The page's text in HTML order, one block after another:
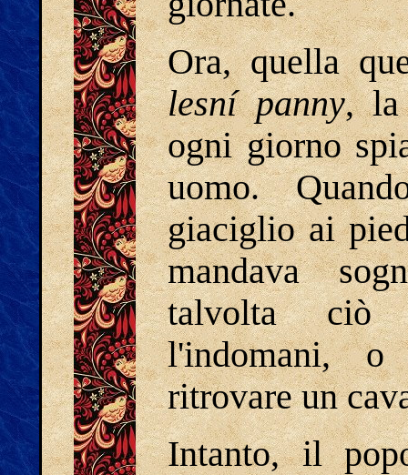
Ora, quella
lesní panny, la
ogni giorno
uomo.
giaciglio ai
mandava
talvolta ciò
l'indomani, o
ritrovare un
Intanto, il